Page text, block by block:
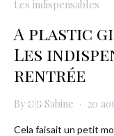
Les indispensables
A plastic
Les
rentrée
By Sabine 20
Cela faisait un petit